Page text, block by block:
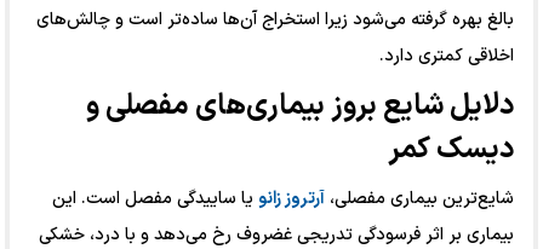
بالغ بهره گرفته می‌شود زیرا استخراج آن‌ها ساده‌تر است و چالش‌های
اخلاقی کمتری دارد.
دلایل شایع بروز بیماری‌های مفصلی و
دیسک کمر
شایع‌ترین بیماری مفصلی، آرتروز زانو یا ساییدگی مفصل است. این
بیماری بر اثر فرسودگی تدریجی غضروف رخ می‌دهد و با درد، خشکی